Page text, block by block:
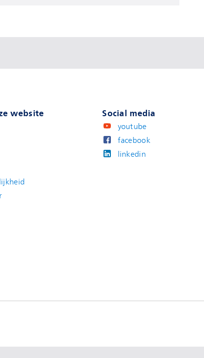
website Social media
youtube
facebook
linkedin